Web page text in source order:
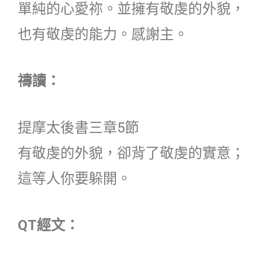
單純的心愛祢。並擁有敬虔的外貌，
也有敬虔的能力。感謝主。
禱讀：
提摩太後書三章5節
有敬虔的外貌，卻背了敬虔的實意；
這等人你要躲開。
QT經文：